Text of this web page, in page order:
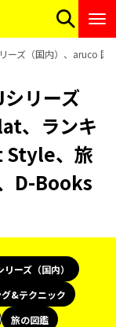
ーズ（国内）、aruco
リーズ
、ランキ
Style、旅
D-Books
ーズ（国内）
&テクニック
旅の図鑑